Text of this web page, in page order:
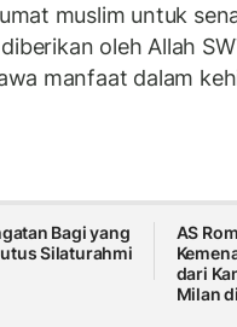
muslim untuk
oleh Allah
manfaat dalam
Bagi yang
Silaturahmi
AS
dari
Milan